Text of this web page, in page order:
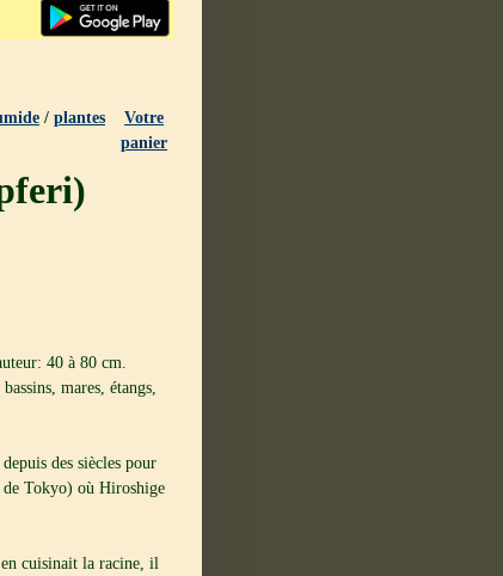
/ plantes
Votre
panier
40 à 80 cm.
mares, étangs,
des siècles pour
de Tokyo) où Hiroshige
cuisinait la racine, il